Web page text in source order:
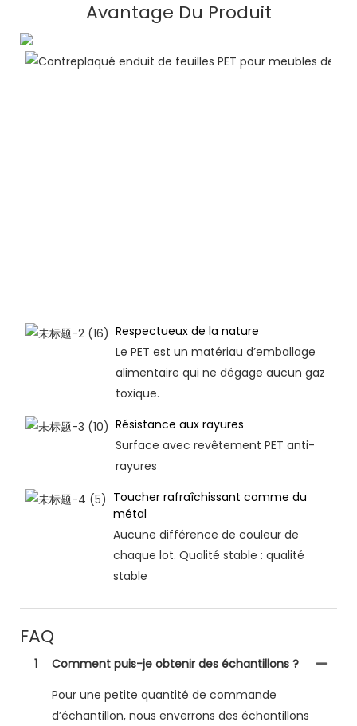
Avantage Du Produit
Respectueux de la nature
Le PET est un matériau d’emballage
alimentaire qui ne dégage aucun gaz
toxique.
Résistance aux rayures
Surface avec revêtement PET anti-
rayures
Toucher rafraîchissant comme du
métal
Aucune différence de couleur de
chaque lot. Qualité stable : qualité
stable
FAQ
1
Comment puis-je obtenir des échantillons ?
Pour une petite quantité de commande
d’échantillon, nous enverrons des échantillons